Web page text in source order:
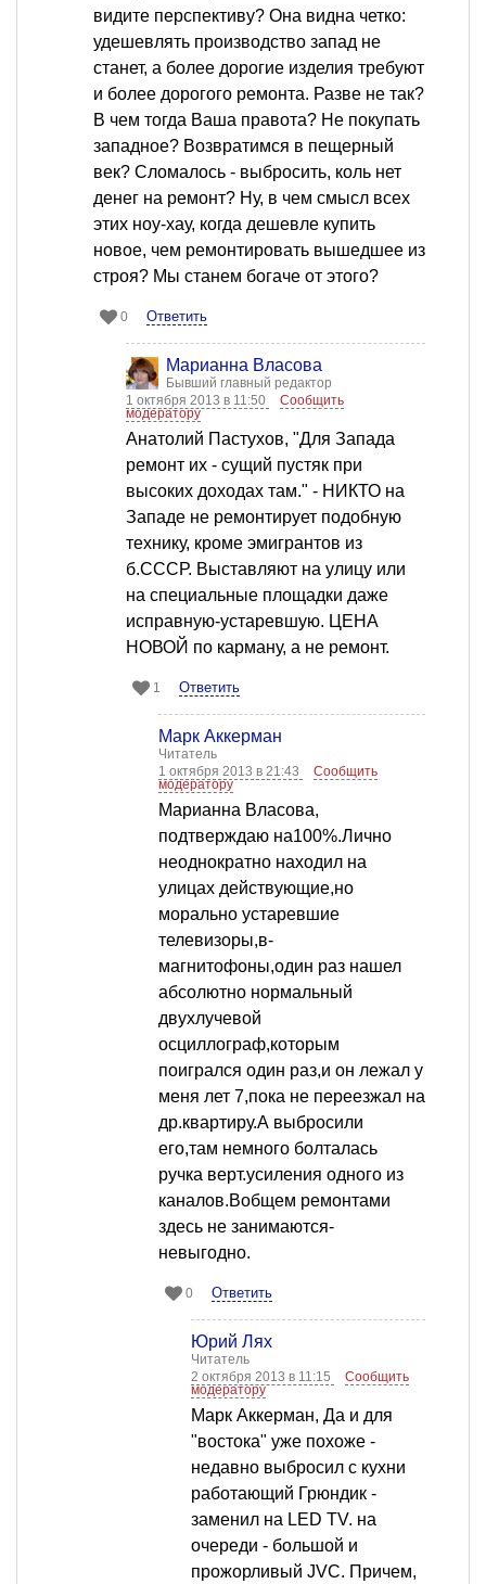
видите перспективу? Она видна четко:
удешевлять производство запад не
станет, а более дорогие изделия требуют
и более дорогого ремонта. Разве не так?
В чем тогда Ваша правота? Не покупать
западное? Возвратимся в пещерный
век? Сломалось - выбросить, коль нет
денег на ремонт? Ну, в чем смысл всех
этих ноу-хау, когда дешевле купить
новое, чем ремонтировать вышедшее из
строя? Мы станем богаче от этого?
0 Ответить
Марианна Власова
Бывший главный редактор
1 октября 2013 в 11:50
Сообщить
модератору
Анатолий Пастухов, "Для Запада
ремонт их - сущий пустяк при
высоких доходах там." - НИКТО на
Западе не ремонтирует подобную
технику, кроме эмигрантов из
б.СССР. Выставляют на улицу или
на специальные площадки даже
исправную-устаревшую. ЦЕНА
НОВОЙ по карману, а не ремонт.
1 Ответить
Марк Аккерман
Читатель
1 октября 2013 в 21:43
Сообщить
модератору
Марианна Власова,
подтверждаю на100%.Лично
неоднократно находил на
улицах действующие,но
морально устаревшие
телевизоры,в-
магнитофоны,один раз нашел
абсолютно нормальный
двухлучевой
осциллограф,которым
поигрался один раз,и он лежал у
меня лет 7,пока не переезжал на
др.квартиру.А выбросили
его,там немного болталась
ручка верт.усиления одного из
каналов.Вобщем ремонтами
здесь не занимаются-
невыгодно.
0 Ответить
Юрий Лях
Читатель
2 октября 2013 в 11:15
Сообщить
модератору
Марк Аккерман, Да и для
"востока" уже похоже -
недавно выбросил с кухни
работающий Грюндик -
заменил на LED TV. на
очереди - большой и
прожорливый JVC. Причем,